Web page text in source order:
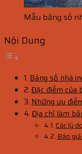
Mẫu bảng số
Nội Dung
Bảng số nhà
Đặc điểm của
Những ưu
Địa chỉ làm
Các lý
Báo